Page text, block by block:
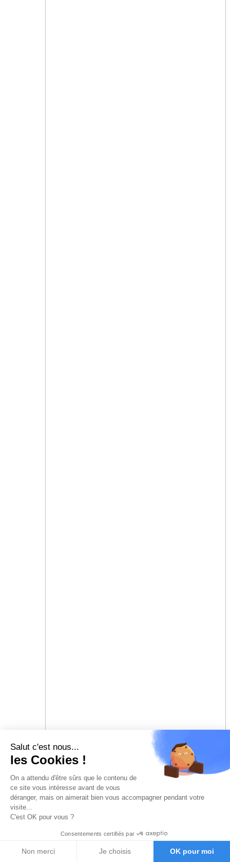
Salut c'est nous...
les Cookies !
On a attendu d'être sûrs que le contenu de
ce site vous intéresse avant de vous
déranger, mais on aimerait bien vous accompagner pendant votre
visite...
C'est OK pour vous ?
Consentements certifiés par
Non merci Je choisis OK pour moi